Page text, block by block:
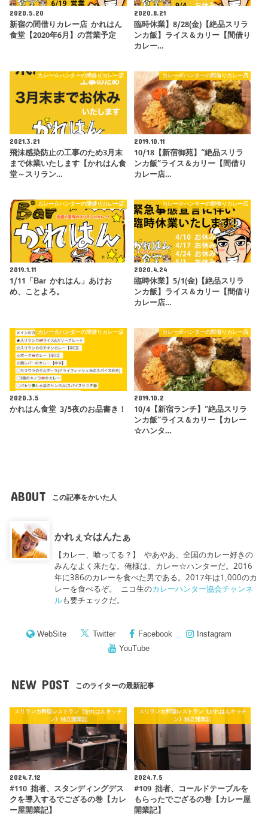
2020.5.20
新宿の間借りカレー店 かれはん
食堂【2020年6月】の営業予定
2020.8.21
臨時休業】8/28(金)【絶品スリラ
ンカ飯】ライス＆カリー【間借り
カレー…
カレー☆ハンターの間借りカレー店
2021.3.21
飛沫感染防止の工事のため3月末
まで休業いたします【かれはん食
堂～スリラン…
カレー☆ハンターの間借りカレー店
2019.10.11
10/18【新宿御苑】“絶品スリラ
ンカ飯”ライス＆カリー【間借り
カレー店…
カレー☆ハンターの間借りカレー店
2019.1.11
1/11「Bar かれはん」あけお
め、ことよろ。
カレー☆ハンターの間借りカレー店
2020.4.24
臨時休業】5/1(金)【絶品スリラ
ンカ飯】ライス＆カリー【間借り
カレー店…
カレー☆ハンターの間借りカレー店
2020.3.5
かれはん食堂 3/5夜のお品書き！
カレー☆ハンターの間借りカレー店
2019.10.2
10/4【新宿ランチ】“絶品スリラ
ンカ飯”ライス＆カリー【カレー
☆ハンタ…
ABOUT この記事をかいた人
かれぇ☆はんたぁ
【カレー、喰ってる？】 やあやあ、全国のカレー好きの
みんなよく来たな。俺様は、カレー☆ハンターだ。2016
年に386のカレーを食べた男である。2017年は1,000のカ
レーを食べるぞ。 ニコ生のカレーハンター協会チャンネ
ルも要チェックだ。
WebSite Twitter Facebook
Instagram
YouTube
NEW POST このライターの最新記事
スリランカ料理レストラン《かれはんキッチ
ン》独立開業記
2024.7.12
#110 拙者、スタンディングデス
クを導入するでござるの巻【カレ
ー屋開業記】
スリランカ料理レストラン《かれはんキッチ
ン》独立開業記
2024.7.5
#109 拙者、コールドテーブルを
もらったでござるの巻【カレー屋
開業記】